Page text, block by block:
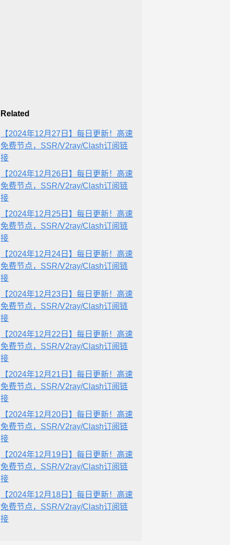
Related
【2024年12月27日】每日更新！高速
免费节点，SSR/V2ray/Clash订阅链
接
【2024年12月26日】每日更新！高速
免费节点，SSR/V2ray/Clash订阅链
接
【2024年12月25日】每日更新！高速
免费节点，SSR/V2ray/Clash订阅链
接
【2024年12月24日】每日更新！高速
免费节点，SSR/V2ray/Clash订阅链
接
【2024年12月23日】每日更新！高速
免费节点，SSR/V2ray/Clash订阅链
接
【2024年12月22日】每日更新！高速
免费节点，SSR/V2ray/Clash订阅链
接
【2024年12月21日】每日更新！高速
免费节点，SSR/V2ray/Clash订阅链
接
【2024年12月20日】每日更新！高速
免费节点，SSR/V2ray/Clash订阅链
接
【2024年12月19日】每日更新！高速
免费节点，SSR/V2ray/Clash订阅链
接
【2024年12月18日】每日更新！高速
免费节点，SSR/V2ray/Clash订阅链
接